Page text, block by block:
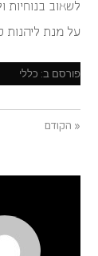
לשאוב
על מנת
פורסם ב: כללי
« הקודם